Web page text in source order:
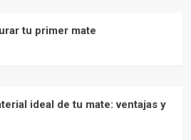
tu primer mate
ideal de tu mate: ventajas y